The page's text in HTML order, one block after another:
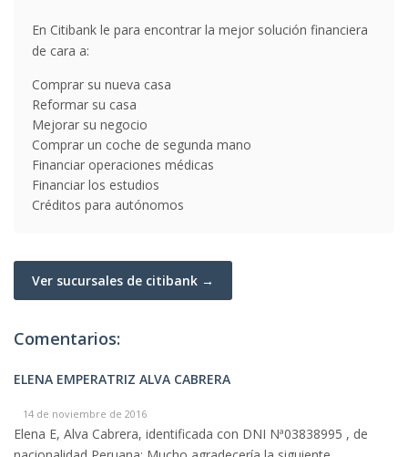
En Citibank le para encontrar la mejor solución financiera
de cara a:
Comprar su nueva casa
Reformar su casa
Mejorar su negocio
Comprar un coche de segunda mano
Financiar operaciones médicas
Financiar los estudios
Créditos para autónomos
Ver sucursales de citibank →
Comentarios:
ELENA EMPERATRIZ ALVA CABRERA
14 de noviembre de 2016
Elena E, Alva Cabrera, identificada con DNI Nª03838995 , de